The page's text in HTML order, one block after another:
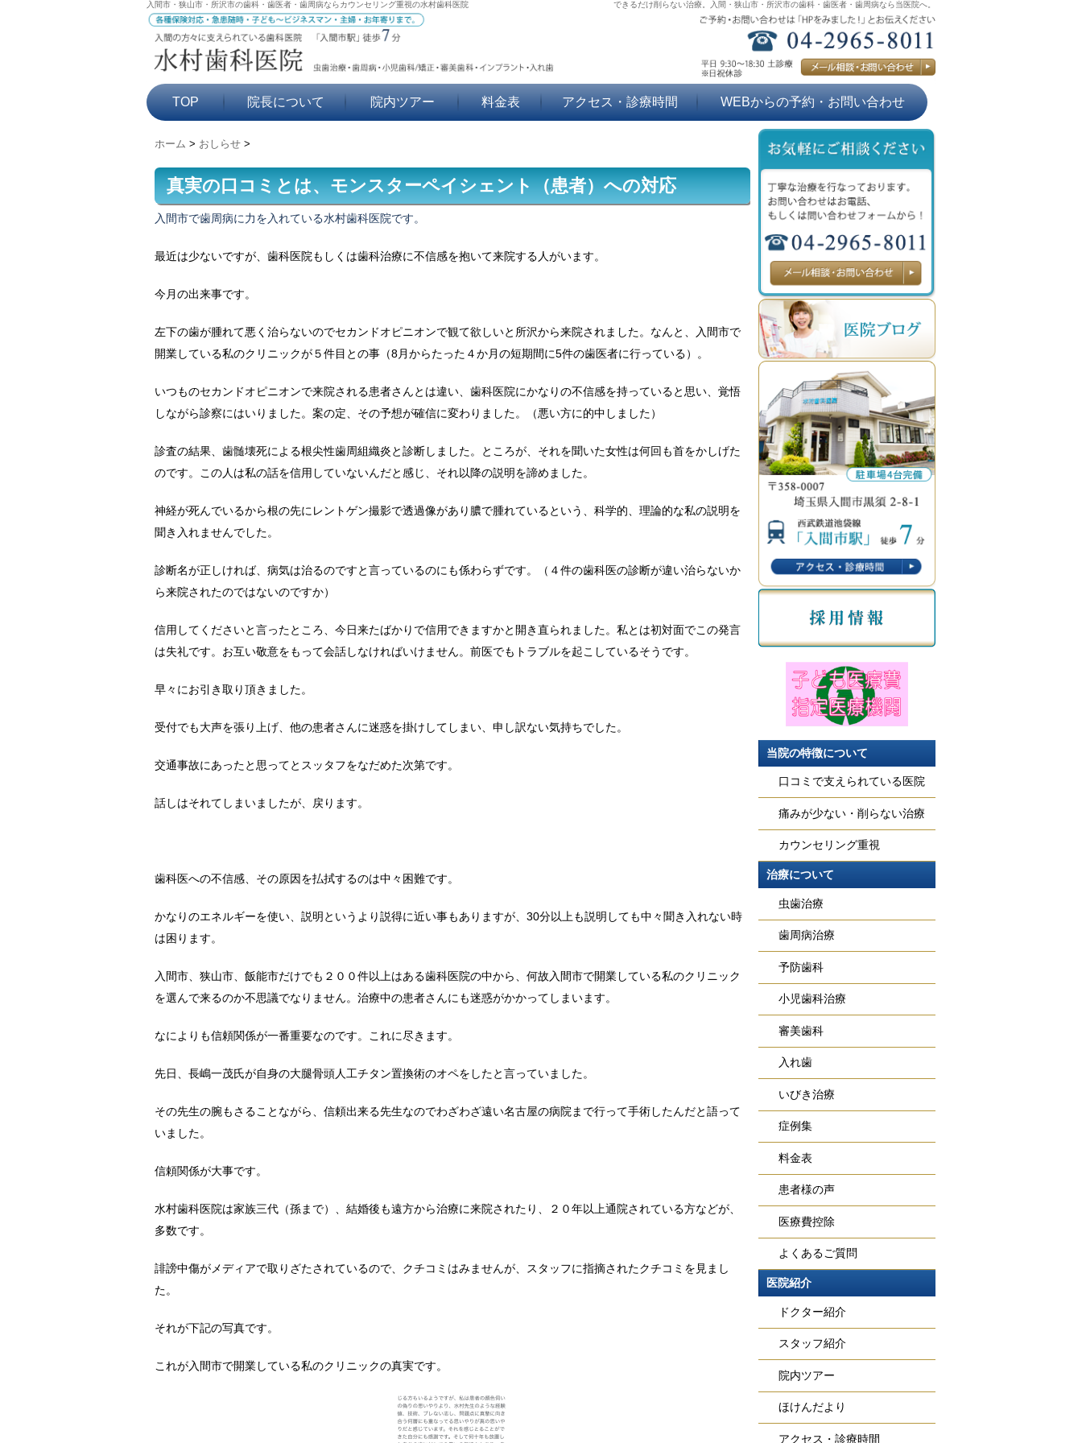
入間市・狭山市・所沢市の歯科・歯医者・歯周病ならカウンセリング重視の水村歯科医院 できるだけ削らない治療。入間・狭山市・所沢市の歯科・歯医者・歯周病なら当医院へ。
TOP 院長について 院内ツアー 料金表 アクセス・診療時間 WEBからの予約・お問い合わせ
ホーム > おしらせ >
真実の口コミとは、モンスターペイシェント（患者）への対応
入間市で歯周病に力を入れている水村歯科医院です。
最近は少ないですが、歯科医院もしくは歯科治療に不信感を抱いて来院する人がいます。
今月の出来事です。
左下の歯が腫れて悪く治らないのでセカンドオピニオンで観て欲しいと所沢から来院されました。なんと、入間市で
開業している私のクリニックが５件目との事（8月からたった４か月の短期間に5件の歯医者に行っている）。
いつものセカンドオピニオンで来院される患者さんとは違い、歯科医院にかなりの不信感を持っていると思い、覚悟
しながら診察にはいりました。案の定、その予想が確信に変わりました。（悪い方に的中しました）
診査の結果、歯髄壊死による根尖性歯周組織炎と診断しました。ところが、それを聞いた女性は何回も首をかしげた
のです。この人は私の話を信用していないんだと感じ、それ以降の説明を諦めました。
神経が死んでいるから根の先にレントゲン撮影で透過像があり膿で腫れているという、科学的、理論的な私の説明を
聞き入れませんでした。
診断名が正しければ、病気は治るのですと言っているのにも係わらずです。（４件の歯科医の診断が違い治らないか
ら来院されたのではないのですか）
信用してくださいと言ったところ、今日来たばかりで信用できますかと開き直られました。私とは初対面でこの発言
は失礼です。お互い敬意をもって会話しなければいけません。前医でもトラブルを起こしているそうです。
早々にお引き取り頂きました。
受付でも大声を張り上げ、他の患者さんに迷惑を掛けしてしまい、申し訳ない気持ちでした。
交通事故にあったと思ってとスッタフをなだめた次第です。
話しはそれてしまいましたが、戻ります。
歯科医への不信感、その原因を払拭するのは中々困難です。
かなりのエネルギーを使い、説明というより説得に近い事もありますが、30分以上も説明しても中々聞き入れない時
は困ります。
入間市、狭山市、飯能市だけでも２００件以上はある歯科医院の中から、何故入間市で開業している私のクリニック
を選んで来るのか不思議でなりません。治療中の患者さんにも迷惑がかかってしまいます。
なによりも信頼関係が一番重要なのです。これに尽きます。
先日、長嶋一茂氏が自身の大腿骨頭人工チタン置換術のオペをしたと言っていました。
その先生の腕もさることながら、信頼出来る先生なのでわざわざ遠い名古屋の病院まで行って手術したんだと語って
いました。
信頼関係が大事です。
水村歯科医院は家族三代（孫まで）、結婚後も遠方から治療に来院されたり、２０年以上通院されている方などが、
多数です。
誹謗中傷がメディアで取りざたされているので、クチコミはみませんが、スタッフに指摘されたクチコミを見まし
た。
それが下記の写真です。
これが入間市で開業している私のクリニックの真実です。
当院の特徴について
口コミで支えられている医院
痛みが少ない・削らない治療
カウンセリング重視
治療について
虫歯治療
歯周病治療
予防歯科
小児歯科治療
審美歯科
入れ歯
いびき治療
症例集
料金表
患者様の声
医療費控除
よくあるご質問
医院紹介
ドクター紹介
スタッフ紹介
院内ツアー
ほけんだより
アクセス・診療時間